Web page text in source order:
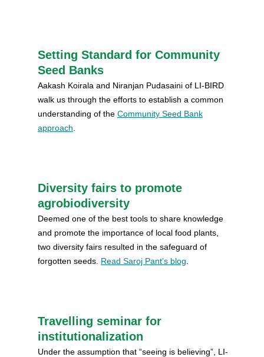
Setting Standard for Community
Seed Banks
Aakash Koirala and Niranjan Pudasaini of LI-BIRD
walk us through the efforts to establish a common
understanding of the Community Seed Bank
approach
Diversity fairs to promote
agrobiodiversity
Deemed one of the best tools to share knowledge
and promote the importance of local food plants,
two diversity fairs resulted in the safeguard of
forgotten seeds. Read Saroj Pant’s blog
Travelling seminar for
institutionalization
Under the assumption that “seeing is believing”, LI-